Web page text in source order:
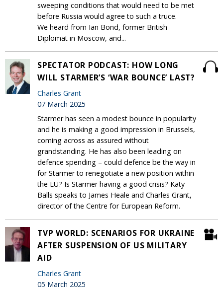
sweeping conditions that would need to be met
before Russia would agree to such a truce.
We heard from Ian Bond, former British
Diplomat in Moscow, and...
SPECTATOR PODCAST: HOW LONG
WILL STARMER’S ‘WAR BOUNCE’ LAST?
Charles Grant
07 March 2025
Starmer has seen a modest bounce in popularity
and he is making a good impression in Brussels,
coming across as assured without
grandstanding. He has also been leading on
defence spending – could defence be the way in
for Starmer to renegotiate a new position within
the EU? Is Starmer having a good crisis? Katy
Balls speaks to James Heale and Charles Grant,
director of the Centre for European Reform.
TVP WORLD: SCENARIOS FOR UKRAINE
AFTER SUSPENSION OF US MILITARY
AID
Charles Grant
05 March 2025